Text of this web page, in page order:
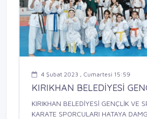
4 Şubat 2023 , Cumartesi 15:59
KIRIKHAN BELEDİYESİ
KIRIKHAN BELEDİYESİ GENÇLİK VE
KARATE SPORCULARI HATAYA